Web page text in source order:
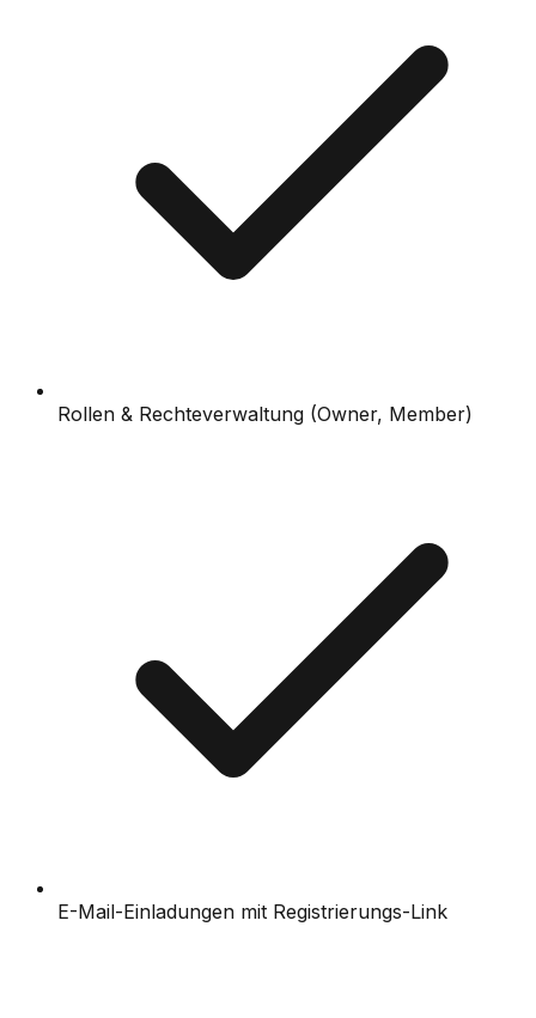
Rollen & Rechteverwaltung (Owner, Member)
E-Mail-Einladungen mit Registrierungs-Link